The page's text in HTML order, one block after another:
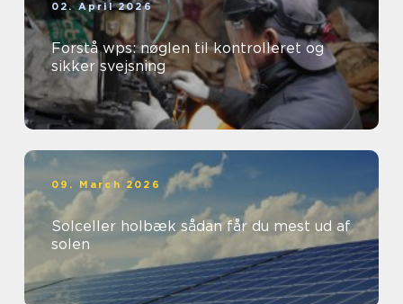
02. April 2026
Forstå wps: nøglen til kontrolleret og
sikker svejsning
09. March 2026
Solceller holbæk sådan får du mest ud af
solen